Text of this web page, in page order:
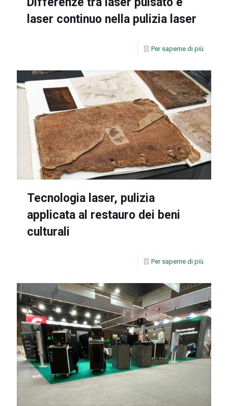
laser continuo nella pulizia laser
Per saperne di più
Tecnologia laser, pulizia
applicata al restauro dei beni
culturali
Per saperne di più